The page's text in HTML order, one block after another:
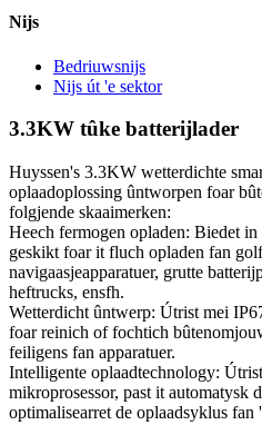
Nijs
Bedriuwsnijs
Nijs út 'e sektor
3.3KW tûke batterijlader
Huyssen's 3.3KW wetterdichte
oplaadoplossing ûntworpen foar
folgjende skaaimerken:
Heech fermogen opladen: Biedet
geskikt foar it fluch opladen fan
navigaasjeapparatuer, grutte
heftrucks, ensfh.
Wetterdicht ûntwerp: Útrist mei
foar reinich of fochtich
feiligens fan apparatuer.
Intelligente oplaadtechnology:
mikroprosessor, past it automatysk
optimalisearret de oplaadsyklus fan